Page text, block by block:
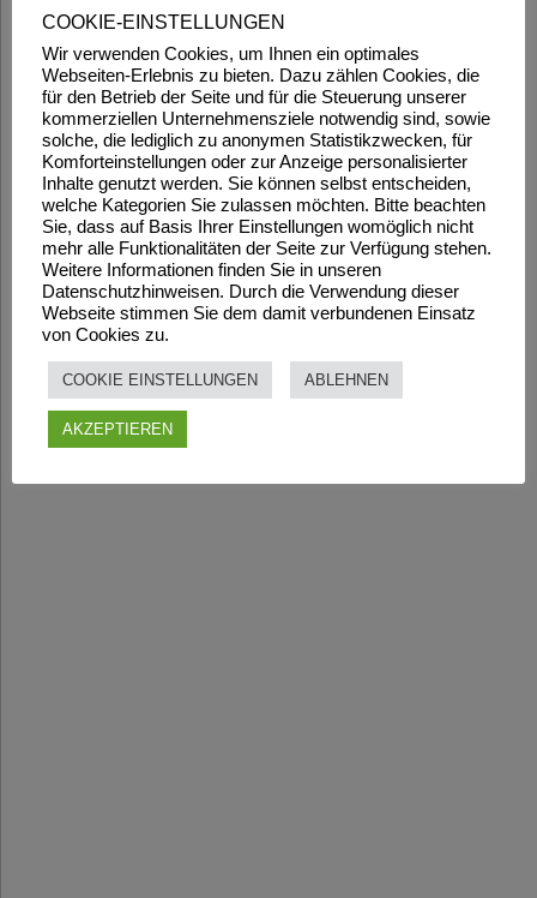
COOKIE-EINSTELLUNGEN
Wir verwenden Cookies, um Ihnen ein optimales
Webseiten-Erlebnis zu bieten. Dazu zählen Cookies, die
für den Betrieb der Seite und für die Steuerung unserer
kommerziellen Unternehmensziele notwendig sind, sowie
solche, die lediglich zu anonymen Statistikzwecken, für
Komforteinstellungen oder zur Anzeige personalisierter
Inhalte genutzt werden. Sie können selbst entscheiden,
welche Kategorien Sie zulassen möchten. Bitte beachten
Sie, dass auf Basis Ihrer Einstellungen womöglich nicht
mehr alle Funktionalitäten der Seite zur Verfügung stehen.
Weitere Informationen finden Sie in unseren
Datenschutzhinweisen. Durch die Verwendung dieser
Webseite stimmen Sie dem damit verbundenen Einsatz
von Cookies zu.
COOKIE EINSTELLUNGEN ABLEHNEN
AKZEPTIEREN